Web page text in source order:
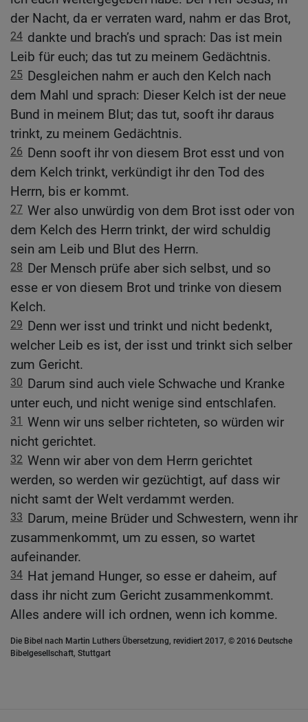
der Nacht, da er verraten ward, nahm er das Brot,
24 dankte und brach’s und sprach: Das ist mein
Leib für euch; das tut zu meinem Gedächtnis.
25 Desgleichen nahm er auch den Kelch nach
dem Mahl und sprach: Dieser Kelch ist der neue
Bund in meinem Blut; das tut, sooft ihr daraus
trinkt, zu meinem Gedächtnis.
26 Denn sooft ihr von diesem Brot esst und von
dem Kelch trinkt, verkündigt ihr den Tod des
Herrn, bis er kommt.
27 Wer also unwürdig von dem Brot isst oder von
dem Kelch des Herrn trinkt, der wird schuldig
sein am Leib und Blut des Herrn.
28 Der Mensch prüfe aber sich selbst, und so
esse er von diesem Brot und trinke von diesem
Kelch.
29 Denn wer isst und trinkt und nicht bedenkt,
welcher Leib es ist, der isst und trinkt sich selber
zum Gericht.
30 Darum sind auch viele Schwache und Kranke
unter euch, und nicht wenige sind entschlafen.
31 Wenn wir uns selber richteten, so würden wir
nicht gerichtet.
32 Wenn wir aber von dem Herrn gerichtet
werden, so werden wir gezüchtigt, auf dass wir
nicht samt der Welt verdammt werden.
33 Darum, meine Brüder und Schwestern, wenn ihr
zusammenkommt, um zu essen, so wartet
aufeinander.
34 Hat jemand Hunger, so esse er daheim, auf
dass ihr nicht zum Gericht zusammenkommt.
Alles andere will ich ordnen, wenn ich komme.
Die Bibel nach Martin Luthers Übersetzung, revidiert 2017, © 2016 Deutsche
Bibelgesellschaft, Stuttgart